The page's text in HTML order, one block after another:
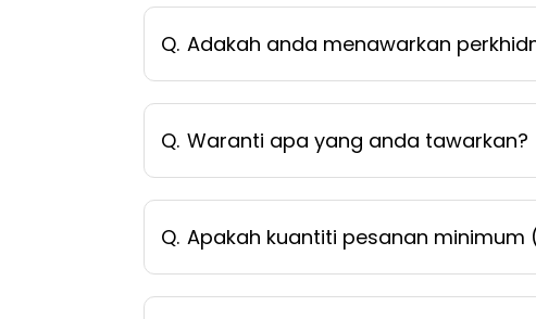
Q. Adakah anda menawarkan
Q. Waranti apa yang anda tawarkan?
Q. Apakah kuantiti pesanan minimum